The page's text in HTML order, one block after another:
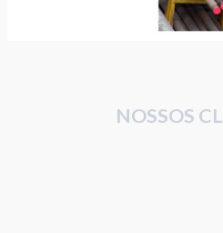
NOSSOS